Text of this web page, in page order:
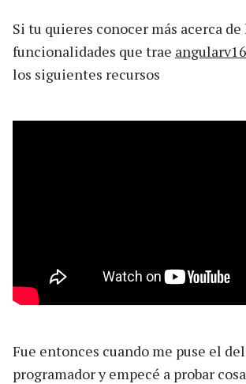
Si tu quieres conocer más acerca de
funcionalidades que trae angularv16
los siguientes recursos
Fue entonces cuando me puse el
programador y empecé a probar